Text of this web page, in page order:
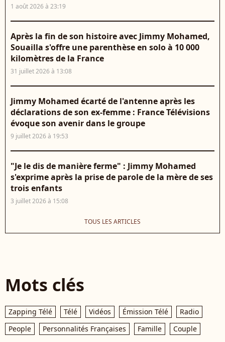
1 août 2026 à 23:19
Après la fin de son histoire avec Jimmy Mohamed,
Souailla s'offre une parenthèse en solo à 10 000
kilomètres de la France
31 juillet 2026 à 13:08
Jimmy Mohamed écarté de l'antenne après les
déclarations de son ex-femme : France Télévisions
évoque son avenir dans le groupe
9 juillet 2026 à 19:53
"Je le dis de manière ferme" : Jimmy Mohamed
s'exprime après la prise de parole de la mère de ses
trois enfants
3 juillet 2026 à 15:08
TOUS LES ARTICLES
Mots clés
Zapping Télé Télé Vidéos Émission Télé
Radio
People
Personnalités Françaises Famille Couple